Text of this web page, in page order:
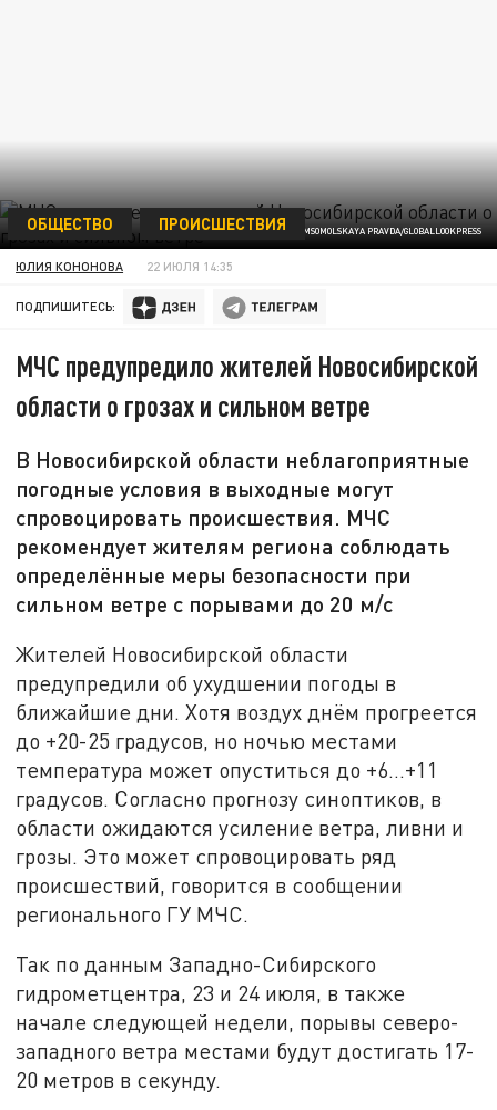
ФОТО:KOMSOMOLSKAYA PRAVDA/GLOBALLOOKPRESS
ОБЩЕСТВО ПРОИСШЕСТВИЯ
ЮЛИЯ КОНОНОВА 22 ИЮЛЯ 14:35
ПОДПИШИТЕСЬ:
МЧС предупредило жителей Новосибирской
области о грозах и сильном ветре
В Новосибирской области неблагоприятные
погодные условия в выходные могут
спровоцировать происшествия. МЧС
рекомендует жителям региона соблюдать
определённые меры безопасности при
сильном ветре с порывами до 20 м/с
Жителей Новосибирской области
предупредили об ухудшении погоды в
ближайшие дни. Хотя воздух днём прогреется
до +20-25 градусов, но ночью местами
температура может опуститься до +6…+11
градусов. Согласно прогнозу синоптиков, в
области ожидаются усиление ветра, ливни и
грозы. Это может спровоцировать ряд
происшествий, говорится в сообщении
регионального ГУ МЧС.
Так по данным Западно-Сибирского
гидрометцентра, 23 и 24 июля, в также
начале следующей недели, порывы северо-
западного ветра местами будут достигать 17-
20 метров в секунду.